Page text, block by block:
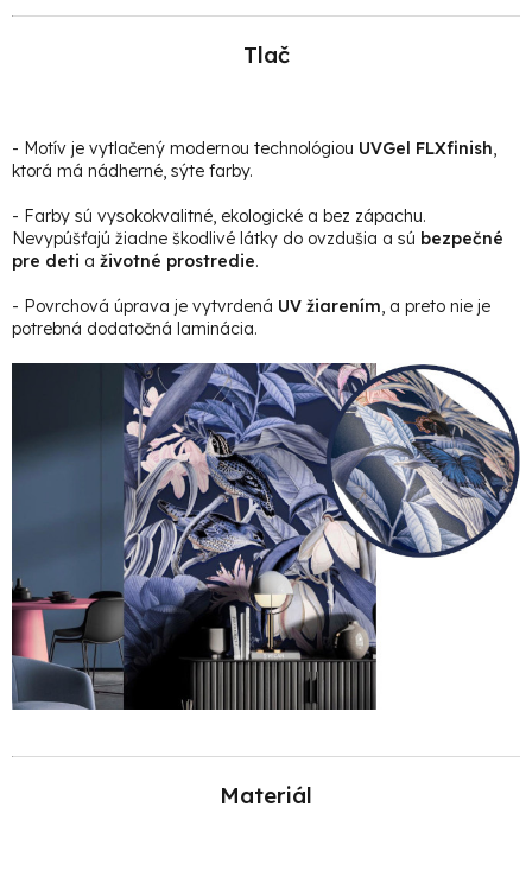
Tlač
- Motív je vytlačený modernou technológiou UVGel FLXfinish,
ktorá má nádherné, sýte farby.
- Farby sú vysokokvalitné, ekologické a bez zápachu.
Nevypúšťajú žiadne škodlivé látky do ovzdušia a sú bezpečné
pre deti a životné prostredie.
- Povrchová úprava je vytvrdená UV žiarením, a preto nie je
potrebná dodatočná laminácia.
Materiál